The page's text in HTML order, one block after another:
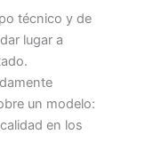
técnico y de
lugar a
un modelo:
en los